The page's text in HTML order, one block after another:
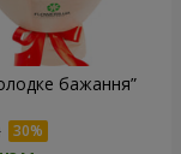
бажання”